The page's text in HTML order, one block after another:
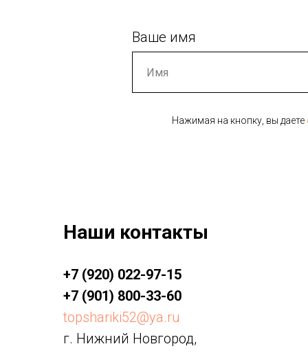
Ваше имя
Нажимая на кнопку, вы даете
Наши контакты
+7 (920) 022-97-15
+7 (901) 800-33-60
topshariki52@ya.ru
г. Нижний Новгород,